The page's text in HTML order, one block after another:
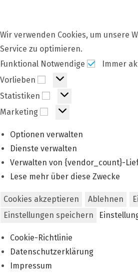
Wir verwenden Cookies, um unsere
Service zu optimieren.
Funktional Notwendige
Funktional
Immer
Vorlieben
Vorlieben
Statistiken Statistiken
Marketing Marketing
Optionen verwalten
Dienste verwalten
Verwalten von {vendor_count}-
Lese mehr über diese Zwecke
Cookies akzeptieren Ablehnen
Einstellungen speichern
Cookie-Richtlinie
Datenschutzerklärung
Impressum